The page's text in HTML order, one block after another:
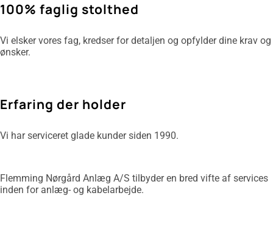
100% faglig stolthed
Vi elsker vores fag, kredser for detaljen og opfylder dine krav og
ønsker.
Erfaring der holder
Vi har serviceret glade kunder siden 1990.
Flemming Nørgård Anlæg A/S tilbyder en bred vifte af services
inden for anlæg- og kabelarbejde.